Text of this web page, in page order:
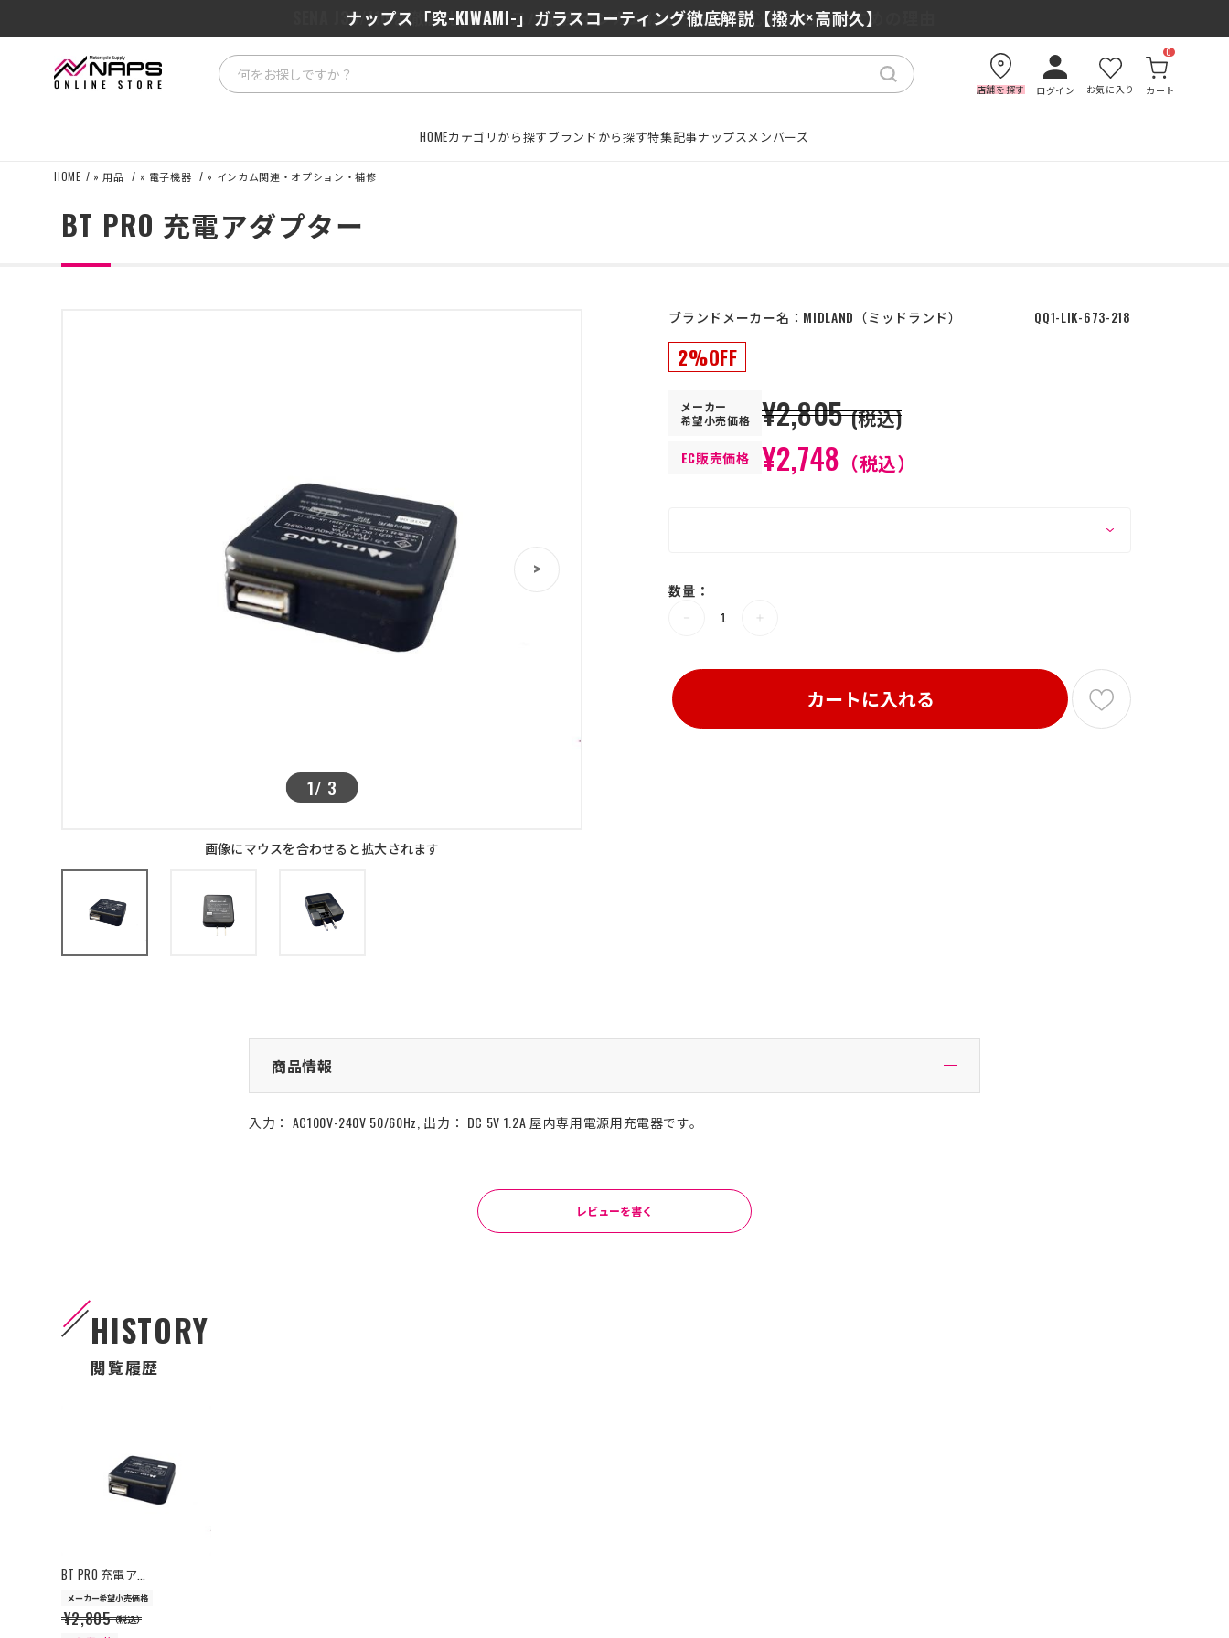
ナップス「究-KIWAMI-」ガラスコーティング徹底解説【撥水×高耐久】
SENA J30/J10を徹底比較｜コスパ最強インカムはどっち？初心者にもおすすめの理由
店舗を探す ログイン お気に入り カート
0
HOMEカテゴリから探すブランドから探す特集記事ナップスメンバーズ
HOME » 用品 » 電子機器 » インカム関連・オプション・補修
BT PRO 充電アダプター
1/ 3
>
画像にマウスを合わせると拡大されます
ブランドメーカー名： MIDLAND ミッドランド QQ1-LIK-673-218
2%OFF
メーカー
希望小売価格
¥2,805 (税込)
EC販売価格 ¥2,748 （税込）
数量：
カートに入れる
商品情報
入力： AC100V-240V 50/60Hz, 出力： DC 5V 1.2A 屋内専用電源用充電器です。
レビューを書く
HISTORY
閲覧履歴
BT PRO 充電ア...
メーカー希望小売価格
¥2,805（税込）